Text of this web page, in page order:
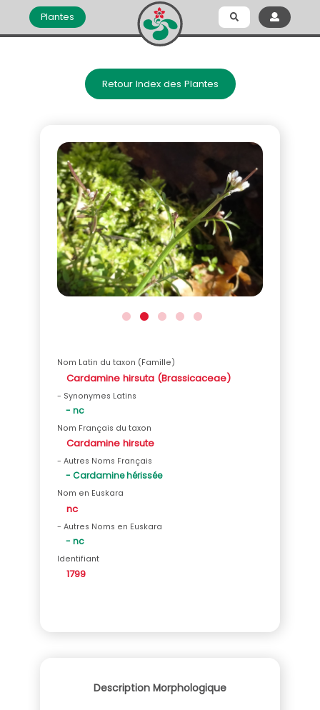
Plantes
Retour Index des Plantes
Nom Latin du taxon (Famille)
Cardamine hirsuta (Brassicaceae)
- Synonymes Latins
- nc
Nom Français du taxon
Cardamine hirsute
- Autres Noms Français
- Cardamine hérissée
Nom en Euskara
nc
- Autres Noms en Euskara
- nc
Identifiant
1799
Description Morphologique